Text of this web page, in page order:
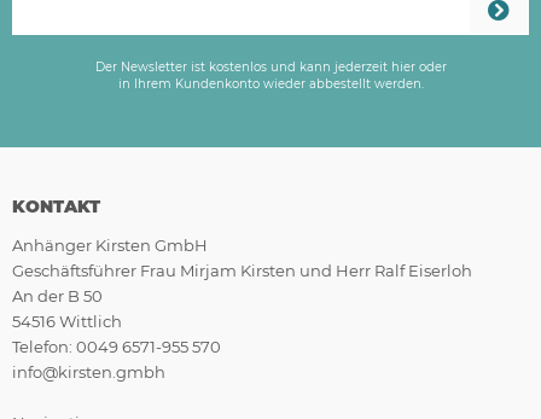
Der Newsletter ist kostenlos und kann jederzeit hier oder
in Ihrem Kundenkonto wieder abbestellt werden.
KONTAKT
Anhänger Kirsten GmbH
Geschäftsführer Frau Mirjam Kirsten und Herr Ralf Eiserloh
An der B 50
54516 Wittlich
Telefon: 0049 6571-955 570
info@kirsten.gmbh